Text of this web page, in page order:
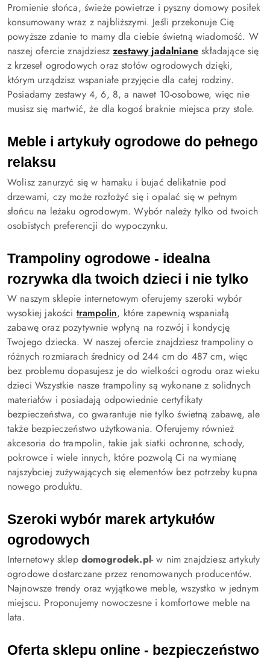
Promienie słońca, świeże powietrze i pyszny domowy posiłek
konsumowany wraz z najbliższymi. Jeśli przekonuje Cię
powyższe zdanie to mamy dla ciebie świetną wiadomość. W
naszej ofercie znajdzieszzestawy jadalniane składające się
z krzeseł ogrodowych oraz stołów ogrodowych dzięki,
którym urządzisz wspaniałe przyjęcie dla całej rodziny.
Posiadamy zestawy 4, 6, 8, a nawet 10-osobowe, więc nie
musisz się martwić, że dla kogoś braknie miejsca przy stole.
Meble i artykuły ogrodowe do pełnego
relaksu
Wolisz zanurzyć się w hamaku i bujać delikatnie pod
drzewami, czy może rozłożyć się i opalać się w pełnym
słońcu na leżaku ogrodowym. Wybór należy tylko od twoich
osobistych preferencji do wypoczynku.
Trampoliny ogrodowe - idealna
rozrywka dla twoich dzieci i nie tylko
W naszym sklepie internetowym oferujemy szeroki wybór
wysokiej jakości trampolin, które zapewnią wspaniałą
zabawę oraz pozytywnie wpłyną na rozwój i kondycję
Twojego dziecka. W naszej ofercie znajdziesz trampoliny o
różnych rozmiarach średnicy od 244 cm do 487 cm, więc
bez problemu dopasujesz je do wielkości ogrodu oraz wieku
dzieci Wszystkie nasze trampoliny są wykonane z solidnych
materiałów i posiadają odpowiednie certyfikaty
bezpieczeństwa, co gwarantuje nie tylko świetną zabawę, ale
także bezpieczeństwo użytkowania. Oferujemy również
akcesoria do trampolin, takie jak siatki ochronne, schody,
pokrowce i wiele innych, które pozwolą Ci na wymianę
najszybciej zużywających się elementów bez potrzeby kupna
nowego produktu.
Szeroki wybór marek artykułów
ogrodowych
Internetowy sklep domogrodek.pl- w nim znajdziesz artykuły
ogrodowe dostarczane przez renomowanych producentów.
Najnowsze trendy oraz wyjątkowe meble, wszystko w jednym
miejscu. Proponujemy nowoczesne i komfortowe meble na
lata.
Oferta sklepu online - bezpieczeństwo